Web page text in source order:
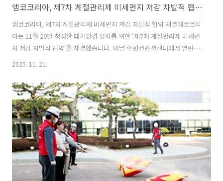
앰코코리아, 제7차 계절관리제 미세먼지 저감 자발적 협약 체결
앰코코리아, 제7차 계절관리제 미세먼지 저감 자발적 협약 체결앰코코리
아는 11월 20일 청정한 대기환경 유지를 위한 '제7차 계절관리제 미세먼
지 저감 자발적 협약'을 체결했습니다. 이날 수원컨벤션센터에서 열린 협
약식에는 수도권대기환경청과 앰코코리아를 포함해 14개 사업장 관계자
해 3월까지 기간에 평상시보다 한층 강력한 사전 예방적 대책을 가동해
미세먼지 고농도 발생빈도와 강도를 줄이고자 하는 집중관리 대책으로
매년 시행하고 있습니다. 이번 협약은 오는 12월부터 2026년 3월까지인
제7차 미세먼지 계절관리제 기간 동안 미세먼지 주요 배출원을 사전에
줄여 겨울철 고농도 미세먼지 발생을 예방하고 수도권 대기질을 개선하
기 위해 추진됩니다. By..
2025. 11. 21.